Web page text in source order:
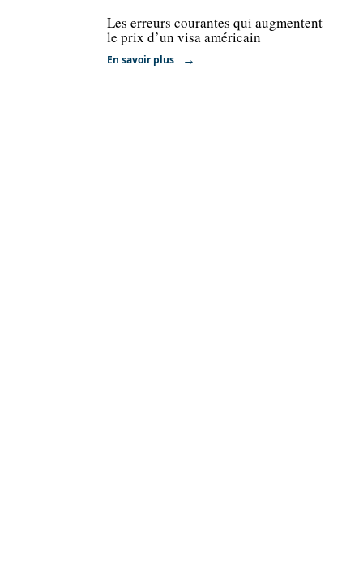
Les erreurs courantes qui augmentent
le prix d’un visa américain
En savoir plus